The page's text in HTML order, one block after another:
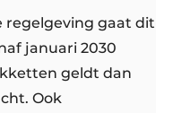
regelgeving gaat dit
januari 2030
geldt dan
Ook